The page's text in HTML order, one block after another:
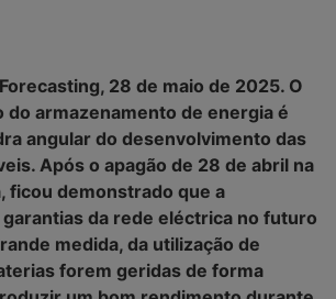
28 de maio de 2025. O
armazenamento de energia é
angular do desenvolvimento das
Após o apagão de 28 de abril na
ficou demonstrado que a
da rede eléctrica no futuro
medida, da utilização de
forem geridas de forma